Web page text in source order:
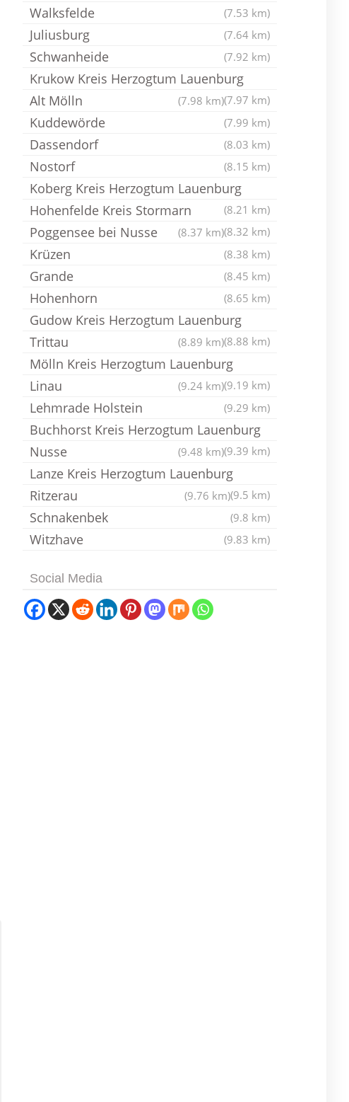
Walksfelde (7.53 km)
Juliusburg (7.64 km)
Schwanheide (7.92 km)
Krukow Kreis Herzogtum Lauenburg
(7.97 km)
Alt Mölln (7.98 km)
Kuddewörde (7.99 km)
Dassendorf (8.03 km)
Nostorf (8.15 km)
Koberg Kreis Herzogtum Lauenburg
(8.21 km)
Hohenfelde Kreis Stormarn
(8.32 km)
Poggensee bei Nusse (8.37 km)
Krüzen (8.38 km)
Grande (8.45 km)
Hohenhorn (8.65 km)
Gudow Kreis Herzogtum Lauenburg
(8.88 km)
Trittau (8.89 km)
Mölln Kreis Herzogtum Lauenburg
(9.19 km)
Linau (9.24 km)
Lehmrade Holstein (9.29 km)
Buchhorst Kreis Herzogtum Lauenburg
(9.39 km)
Nusse (9.48 km)
Lanze Kreis Herzogtum Lauenburg
(9.5 km)
Ritzerau (9.76 km)
Schnakenbek (9.8 km)
Witzhave (9.83 km)
Social Media